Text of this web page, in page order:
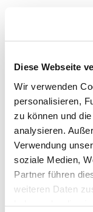
Diese Webseite
Wir verwenden
personalisieren,
zu können und
analysieren.
Verwendung
soziale Medien,
Partner führen
weiteren Daten